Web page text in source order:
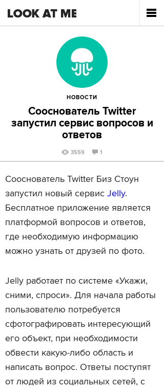
НОВОСТИ
Сооснователь Twitter
запустил сервис вопросов и
ответов
3559 1
Сооснователь Twitter Биз Стоун
запустил новый сервис Jelly.
Бесплатное приложение является
платформой вопросов и ответов,
где необходимую информацию
можно узнать от друзей по фото.
Jelly работает по системе «Укажи,
сними, спроси». Для начала работы
пользователю потребуется
сфотографировать интересующий
его объект, при необходимости
обвести какую-либо область и
написать вопрос. Ответы поступят
от людей из социальных сетей, с